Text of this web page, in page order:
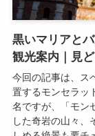
黒いマリアと
観光案内｜見
今回の記事は、ス
置するモンセラッ
名ですが、「モン
した奇岩の山々、